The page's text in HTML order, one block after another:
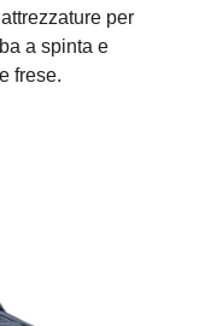
per
a spinta e
frese.